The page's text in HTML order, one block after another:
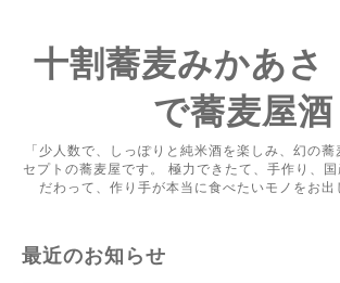
十割蕎麦みかあさ
で蕎麦屋酒
「少人数で、しっぽりと純米酒を楽しみ、幻の
セプトの蕎麦屋です。 極力できたて、手作り、
だわって、作り手が本当に食べたいモノをお出
最近のお知らせ